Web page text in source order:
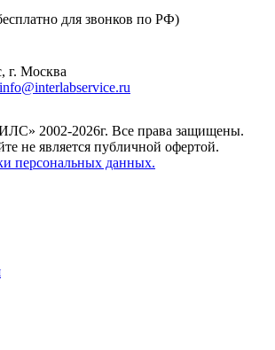
для звонков по РФ)
г. Москва
info@interlabservice.ru
2002-2026г. Все права защищены.
не является публичной офертой.
персональных данных.